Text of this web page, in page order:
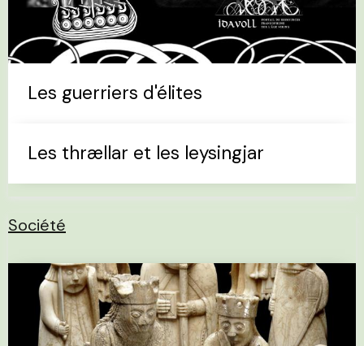
Les guerriers d'élites
Les thrællar et les leysingjar
Société